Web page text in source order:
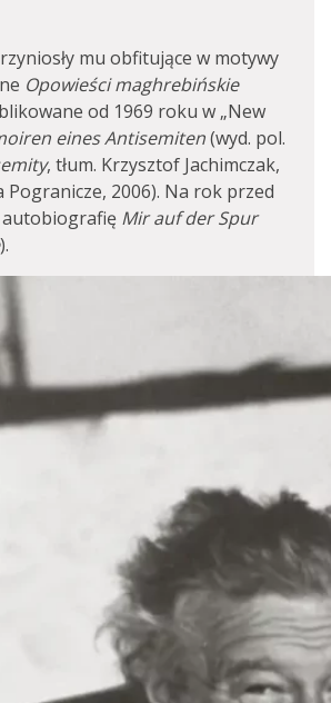
mu obfitujące w motywy
Opowieści maghrebińskie
od 1969 roku w „New
eines Antisemiten(wyd. pol.
, tłum. Krzysztof Jachimczak,
Pogranicze, 2006). Na rok przed
autobiografię Mir auf der Spur
).